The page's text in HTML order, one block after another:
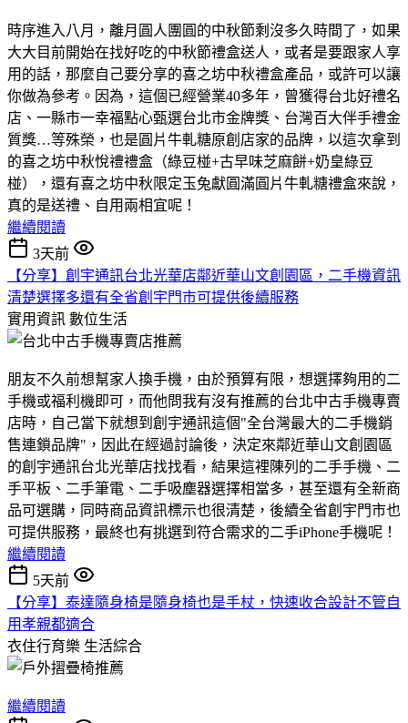
時序進入八月，離月圓人團圓的中秋節剩沒多久時間了，如果
大大目前開始在找好吃的中秋節禮盒送人，或者是要跟家人享
用的話，那麼自己要分享的喜之坊中秋禮盒產品，或許可以讓
你做為參考。因為，這個已經營業40多年，曾獲得台北好禮名
店、一縣市一幸福點心甄選台北市金牌獎、台灣百大伴手禮金
質獎…等殊榮，也是圓片牛軋糖原創店家的品牌，以這次拿到
的喜之坊中秋悅禮禮盒（綠豆椪+古早味芝麻餅+奶皇綠豆
椪），還有喜之坊中秋限定玉兔獻圓滿圓片牛軋糖禮盒來說，
真的是送禮、自用兩相宜呢！
繼續閱讀
3天前
【分享】創宇通訊台北光華店鄰近華山文創園區，二手機資訊
清楚選擇多還有全省創宇門市可提供後續服務
實用資訊 數位生活
朋友不久前想幫家人換手機，由於預算有限，想選擇夠用的二
手機或福利機即可，而他問我有沒有推薦的台北中古手機專賣
店時，自己當下就想到創宇通訊這個"全台灣最大的二手機銷
售連鎖品牌"，因此在經過討論後，決定來鄰近華山文創園區
的創宇通訊台北光華店找找看，結果這裡陳列的二手手機、二
手平板、二手筆電、二手吸塵器選擇相當多，甚至還有全新商
品可選購，同時商品資訊標示也很清楚，後續全省創宇門市也
可提供服務，最終也有挑選到符合需求的二手iPhone手機呢！
繼續閱讀
5天前
【分享】泰達隨身椅是隨身椅也是手杖，快速收合設計不管自
用孝親都適合
衣住行育樂 生活綜合
繼續閱讀